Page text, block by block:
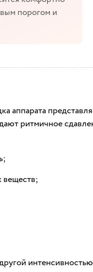
порогом и
аппарата
ритмичное
веществ;